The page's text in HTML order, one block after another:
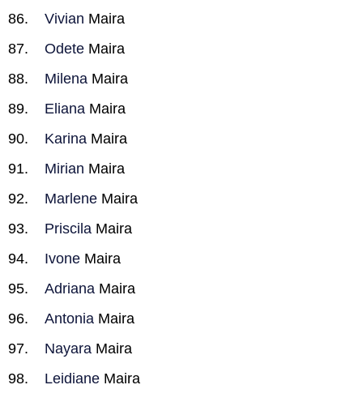
Vivian Maira
Odete Maira
Milena Maira
Eliana Maira
Karina Maira
Mirian Maira
Marlene Maira
Priscila Maira
Ivone Maira
Adriana Maira
Antonia Maira
Nayara Maira
Leidiane Maira